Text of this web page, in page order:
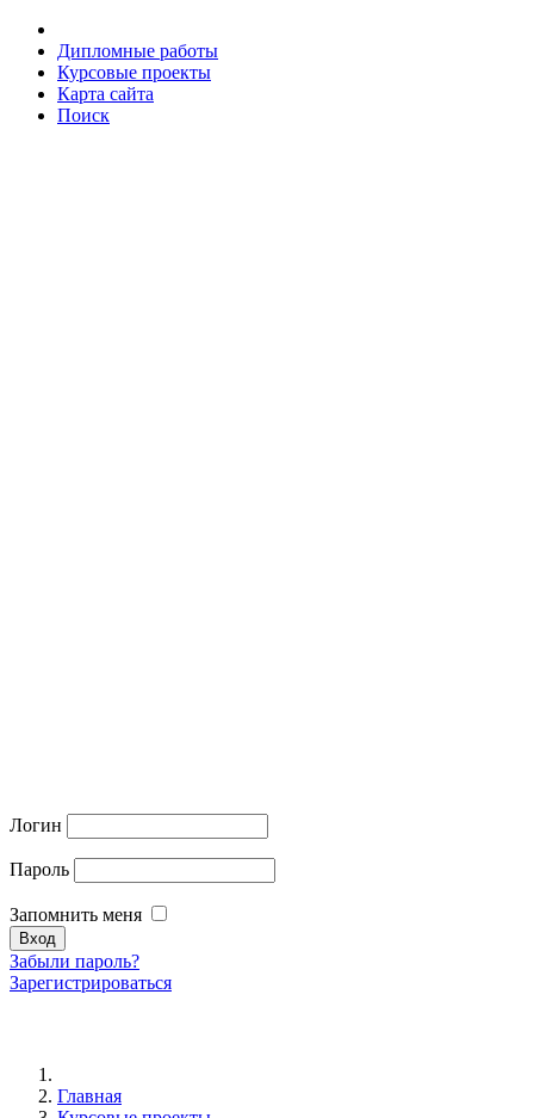
Дипломные работы
Курсовые проекты
Карта сайта
Поиск
Логин
Пароль
Запомнить меня
Забыли пароль?
Зарегистрироваться
Главная